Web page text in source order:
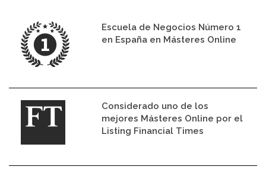
Escuela de Negocios Número 1
en España en Másteres Online
Considerado uno de los
mejores Másteres Online por el
Listing Financial Times